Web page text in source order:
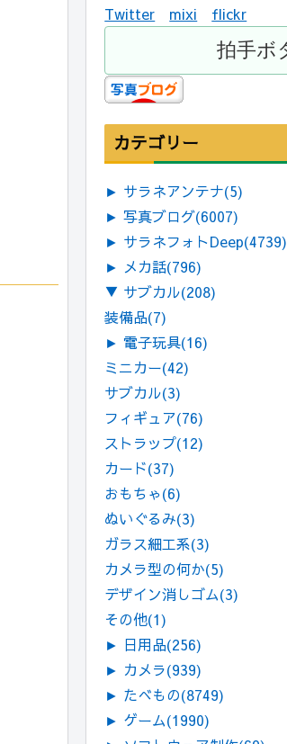
Twitter
mixi flickr
カテゴリー
► サラネアンテナ(5)
► 写真ブログ(6007)
► サラネフォトDeep(4739)
► メカ話(796)
▼ サブカル(208)
装備品(7)
► 電子玩具(16)
ミニカー(42)
サブカル(3)
フィギュア(76)
ストラップ(12)
カード(37)
おもちゃ(6)
ぬいぐるみ(3)
ガラス細工系(3)
カメラ型の何か(5)
デザイン消しゴム(3)
その他(1)
► 日用品(256)
► カメラ(939)
► たべもの(8749)
► ゲーム(1990)